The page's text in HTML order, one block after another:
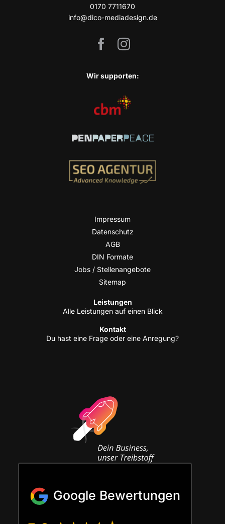
0170 7711670
info@dico-mediadesign.de
Wir sup­port­en:
Impres­sum
Daten­schutz
AGB
DIN For­ma­te
Jobs / Stellenangebote
Site­map
Leis­tun­gen
Alle Leis­tun­gen auf einen Blick
Kon­takt
Du hast eine Fra­ge oder eine Anregung?
Google Bewertungen